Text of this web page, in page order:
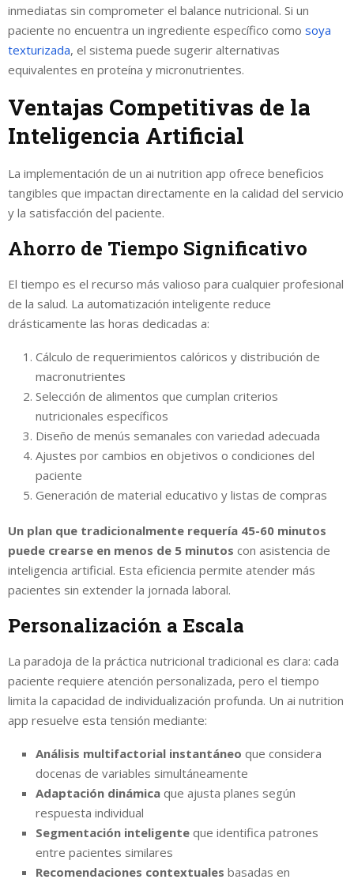
inmediatas sin comprometer el balance nutricional. Si un
paciente no encuentra un ingrediente específico como soya
texturizada, el sistema puede sugerir alternativas
equivalentes en proteína y micronutrientes.
Ventajas Competitivas de la
Inteligencia Artificial
La implementación de un ai nutrition app ofrece beneficios
tangibles que impactan directamente en la calidad del servicio
y la satisfacción del paciente.
Ahorro de Tiempo Significativo
El tiempo es el recurso más valioso para cualquier profesional
de la salud. La automatización inteligente reduce
drásticamente las horas dedicadas a:
Cálculo de requerimientos calóricos y distribución de
macronutrientes
Selección de alimentos que cumplan criterios
nutricionales específicos
Diseño de menús semanales con variedad adecuada
Ajustes por cambios en objetivos o condiciones del
paciente
Generación de material educativo y listas de compras
Un plan que tradicionalmente requería 45-60 minutos
puede crearse en menos de 5 minutos con asistencia de
inteligencia artificial. Esta eficiencia permite atender más
pacientes sin extender la jornada laboral.
Personalización a Escala
La paradoja de la práctica nutricional tradicional es clara: cada
paciente requiere atención personalizada, pero el tiempo
limita la capacidad de individualización profunda. Un ai nutrition
app resuelve esta tensión mediante:
Análisis multifactorial instantáneo que considera
docenas de variables simultáneamente
Adaptación dinámica que ajusta planes según
respuesta individual
Segmentación inteligente que identifica patrones
entre pacientes similares
Recomendaciones contextuales basadas en